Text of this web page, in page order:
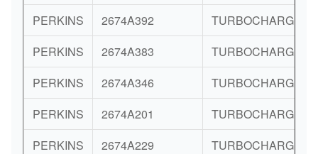
PERKINS
2674A392
TURBOCHARGER
PERKINS
2674A383
TURBOCHARGER
PERKINS
2674A346
TURBOCHARGER
PERKINS
2674A201
TURBOCHARGER
PERKINS
2674A229
TURBOCHARGER